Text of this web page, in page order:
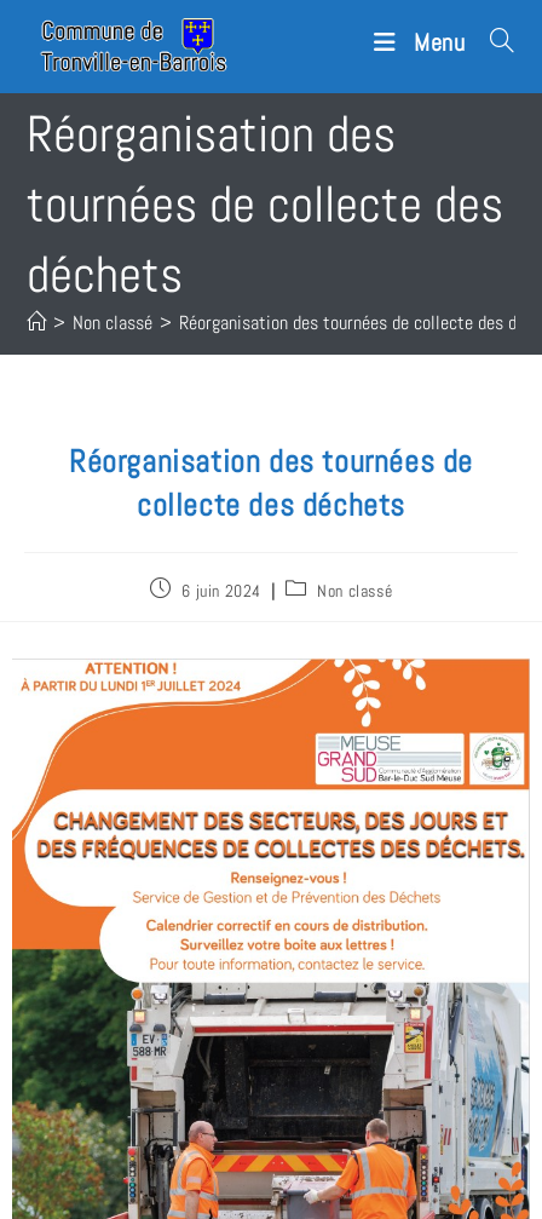
Menu
Réorganisation des
tournées de collecte des
déchets
> Non classé > Réorganisation des tournées de collecte des
Réorganisation des tournées de
collecte des déchets
6 juin 2024 Non classé